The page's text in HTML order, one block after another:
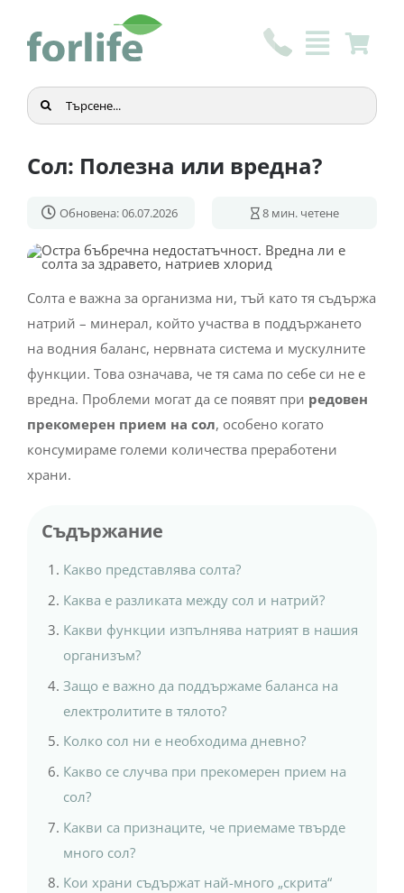
content
Търсене
...
Сол: Полезна или вредна?
Обновена: 06.07.2026 8 мин. четене
Солта е важна за организма ни, тъй като тя съдържа
натрий – минерал, който участва в поддържането
на водния баланс, нервната система и мускулните
функции. Това означава, че тя сама по себе си не е
вредна. Проблеми могат да се появят при редовен
прекомерен прием на сол, особено когато
консумираме големи количества преработени
храни.
Съдържание
Какво представлява солта?
Каква е разликата между сол и натрий?
Какви функции изпълнява натрият в нашия
организъм?
Защо е важно да поддържаме баланса на
електролитите в тялото?
Колко сол ни е необходима дневно?
Какво се случва при прекомерен прием на
сол?
Какви са признаците, че приемаме твърде
много сол?
Кои храни съдържат най-много „скрита“